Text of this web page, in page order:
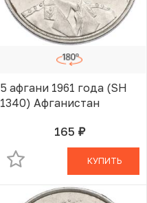
5 афгани 1961 года (SH
1340) Афганистан
165 руб.В КОРЗИНЕ
КУПИТЬ